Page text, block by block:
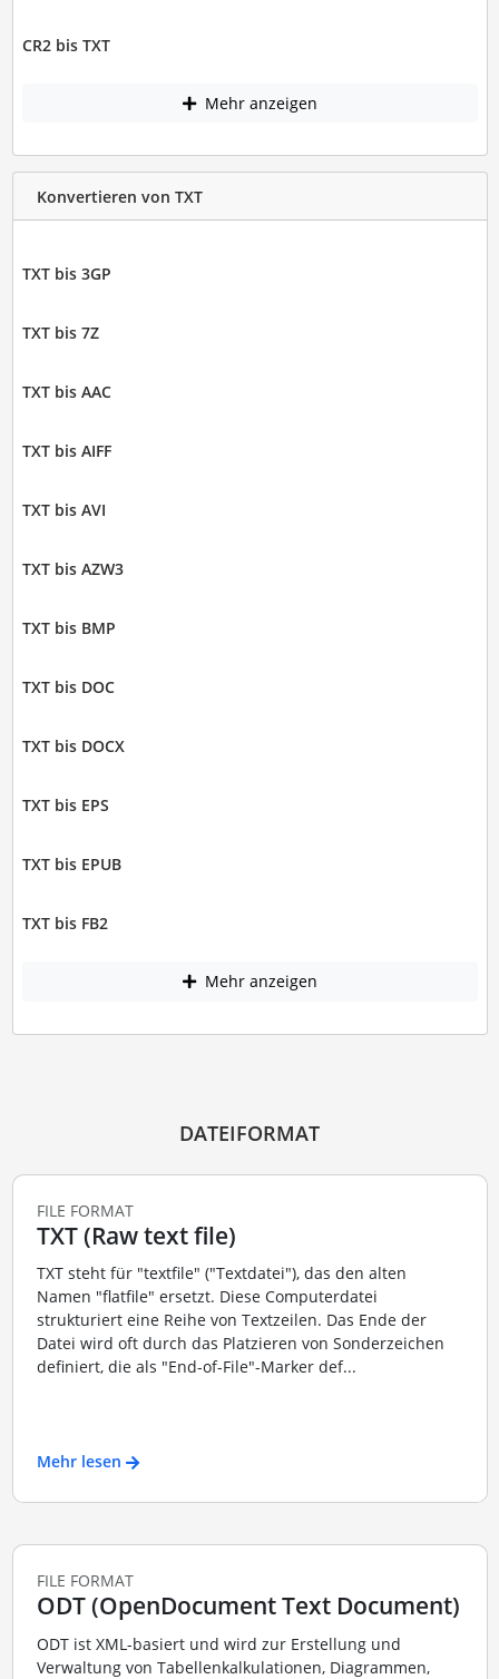
CR2 bis TXT
Mehr anzeigen
Konvertieren von TXT
TXT bis 3GP
TXT bis 7Z
TXT bis AAC
TXT bis AIFF
TXT bis AVI
TXT bis AZW3
TXT bis BMP
TXT bis DOC
TXT bis DOCX
TXT bis EPS
TXT bis EPUB
TXT bis FB2
Mehr anzeigen
DATEIFORMAT
FILE FORMAT
TXT (Raw text file)
TXT steht für "textfile" ("Textdatei"), das den alten
Namen "flatfile" ersetzt. Diese Computerdatei
strukturiert eine Reihe von Textzeilen. Das Ende der
Datei wird oft durch das Platzieren von Sonderzeichen
definiert, die als "End-of-File"-Marker def...
Mehr lesen
FILE FORMAT
ODT (OpenDocument Text Document)
ODT ist XML-basiert und wird zur Erstellung und
Verwaltung von Tabellenkalkulationen, Diagrammen,